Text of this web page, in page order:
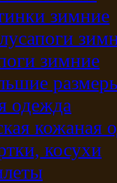
зимние
зимние
одежда
кожаная
косухи